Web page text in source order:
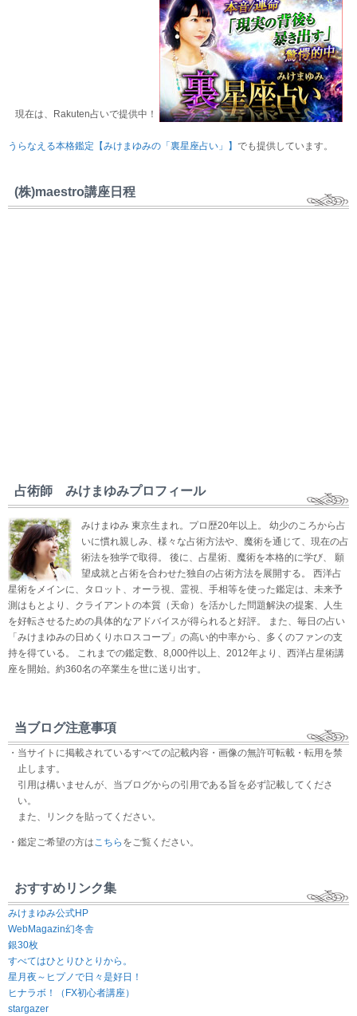
現在は、Rakuten占いで提供中！
うらなえる本格鑑定【みけまゆみの「裏星座占い」】 でも提供しています。
(株)maestro講座日程
占術師 みけまゆみプロフィール
みけまゆみ 東京生まれ。プロ歴20年以上。 幼少のころから占
いに慣れ親しみ、様々な占術方法や、魔術を通じて、現在の占
術法を独学で取得。 後に、占星術、魔術を本格的に学び、 願
望成就と占術を合わせた独自の占術方法を展開する。 西洋占
星術をメインに、タロット、オーラ視、霊視、手相等を使った鑑定は、未来予
測はもとより、クライアントの本質（天命）を活かした問題解決の提案、人生
を好転させるための具体的なアドバイスが得られると好評。 また、毎日の占い
「みけまゆみの日めくりホロスコープ」の高い的中率から、多くのファンの支
持を得ている。 これまでの鑑定数、8,000件以上、2012年より、西洋占星術講
座を開始。約360名の卒業生を世に送り出す。
当ブログ注意事項
・当サイトに掲載されているすべての記載内容・画像の無許可転載・転用を禁
止します。
引用は構いませんが、当ブログからの引用である旨を必ず記載してくださ
い。
また、リンクを貼ってください。
・鑑定ご希望の方はこちら をご覧ください。
おすすめリンク集
みけまゆみ公式HP
WebMagazin幻冬舎
銀30枚
すべてはひとりひとりから。
星月夜～ヒプノで日々是好日！
ヒナラボ！（FX初心者講座）
stargazer